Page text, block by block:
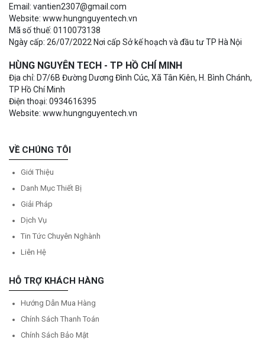
Email: vantien2307@gmail.com
Website: www.hungnguyentech.vn
Mã số thuế: 0110073138
Ngày cấp: 26/07/2022 Nơi cấp Sở kế hoạch và đầu tư TP Hà Nội
HÙNG NGUYÊN TECH - TP HỒ CHÍ MINH
Địa chỉ: D7/6B Đường Dương Đình Cúc, Xã Tân Kiên, H. Bình Chánh,
TP Hồ Chí Minh
Điện thoại: 0934616395
Website: www.hungnguyentech.vn
VỀ CHÚNG TÔI
Giới Thiệu
Danh Mục Thiết Bị
Giải Pháp
Dịch Vụ
Tin Tức Chuyên Nghành
Liên Hệ
HỖ TRỢ KHÁCH HÀNG
Hướng Dẫn Mua Hàng
Chính Sách Thanh Toán
Chính Sách Bảo Mật